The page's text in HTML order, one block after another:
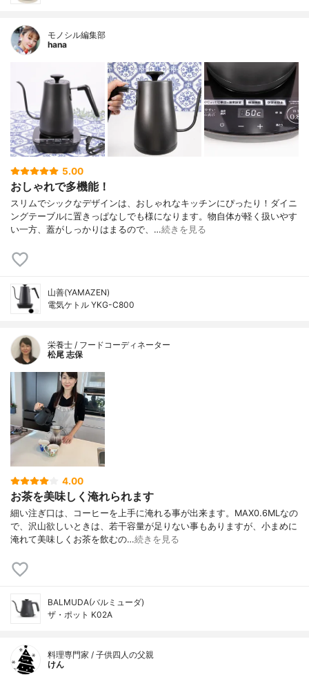
モノシル編集部
hana
5.00
おしゃれで多機能！
スリムでシックなデザインは、おしゃれなキッチンにぴったり！ダイニ
ングテーブルに置きっぱなしでも様になります。物自体が軽く扱いやす
い一方、蓋がしっかりはまるので、…続きを見る
山善(YAMAZEN)
電気ケトル YKG-C800
栄養士 / フードコーディネーター
松尾 志保
4.00
お茶を美味しく淹れられます
細い注ぎ口は、コーヒーを上手に淹れる事が出来ます。MAX0.6MLなの
で、沢山欲しいときは、若干容量が足りない事もありますが、小まめに
淹れて美味しくお茶を飲むの…続きを見る
BALMUDA(バルミューダ)
ザ・ポット K02A
料理専門家 / 子供四人の父親
けん